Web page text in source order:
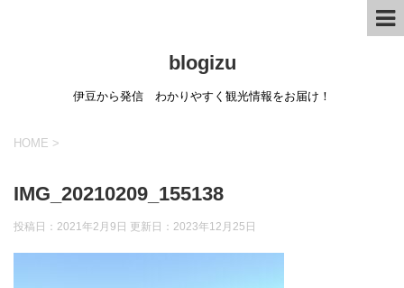
blogizu
伊豆から発信 わかりやすく観光情報をお届け！
HOME >
IMG_20210209_155138
投稿日：2021年2月9日 更新日： 2023年12月25日